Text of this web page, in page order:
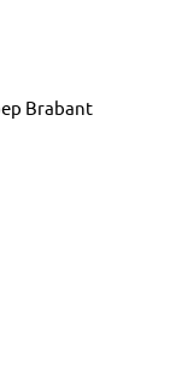
Brabant